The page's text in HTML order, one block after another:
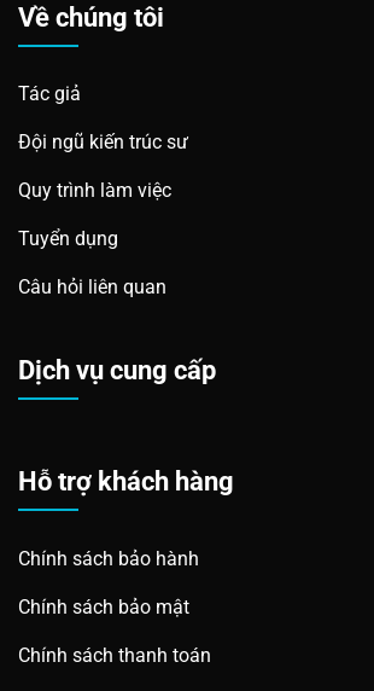
Về chúng tôi
Tác giả
Đội ngũ kiến trúc sư
Quy trình làm việc
Tuyển dụng
Câu hỏi liên quan
Dịch vụ cung cấp
Hỗ trợ khách hàng
Chính sách bảo hành
Chính sách bảo mật
Chính sách thanh toán